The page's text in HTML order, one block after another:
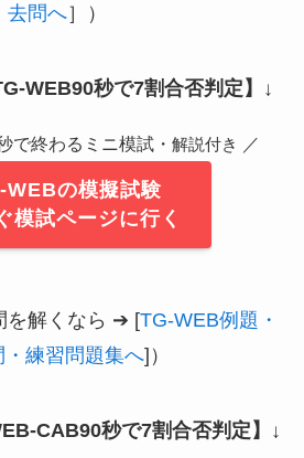
去問へ］）
WEB90秒で7割合否判定】 ↓
で終わるミニ模試・ 解説付き ／
WEBの模擬試験
模試ページに行く
を解くなら ➔ [TG-WEB例題・
・練習問題集へ]）
CAB90秒で7割合否判定】 ↓